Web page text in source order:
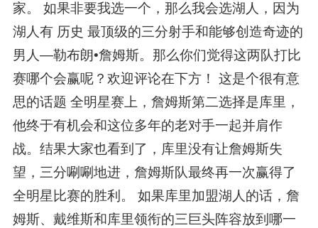
家。 如果非要我选一个，那么我会选湖人，因为
湖人有 历史 最顶级的三分射手和能够创造奇迹的
男人—勒布朗•詹姆斯。那么你们觉得这两队打比
赛哪个会赢呢？欢迎评论在下方！ 这是个很有意
思的话题 全明星赛上，詹姆斯第二选择是库里，
他终于有机会和这位多年的老对手一起并肩作
战。结果大家也看到了，库里没有让詹姆斯失
望，三分唰唰地进，詹姆斯队最终再一次赢得了
全明星比赛的胜利。 如果库里加盟湖人的话，詹
姆斯、戴维斯和库里领衔的三巨头阵容放到哪一